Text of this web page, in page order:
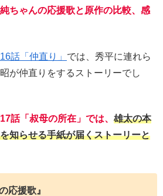
ちゃんの応援歌と原作の比較、感
話「仲直り」 では、秀平に連れら
が仲直りをするストーリーでし
話「叔母の所在」では、 雄太の本
知らせる手紙が届くストーリーと
応援歌』